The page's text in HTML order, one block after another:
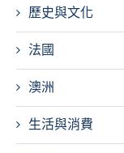
歷史與文化
法國
澳洲
生活與消費